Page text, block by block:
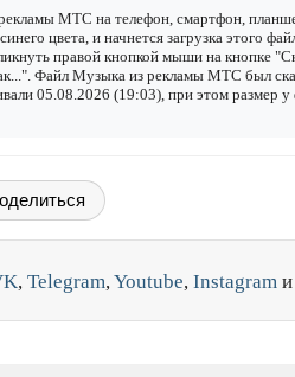
МТС на телефон, смартфон,
цвета, и начнется загрузка этого
правой кнопкой мыши на кнопке
Файл Музыка из рекламы МТС был
05.08.2026 (19:03), при этом размер у
, Telegram,Youtube, Instagram и